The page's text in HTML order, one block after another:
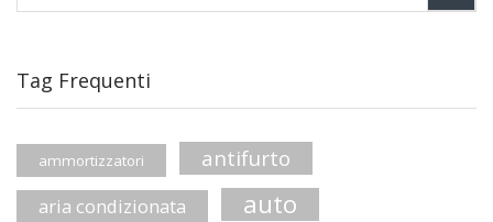
Tag Frequenti
ammortizzatori antifurto
aria condizionata auto